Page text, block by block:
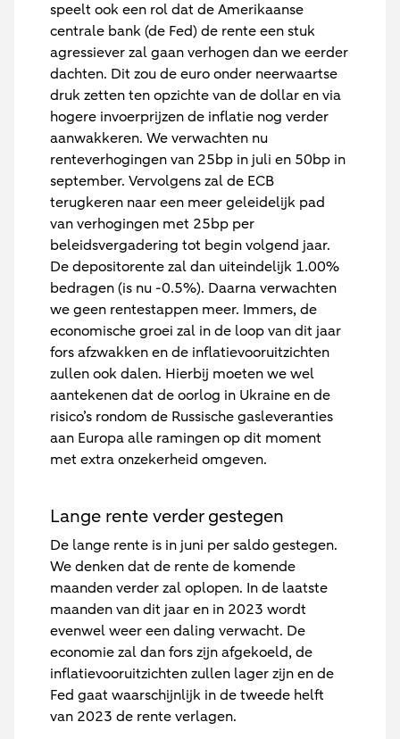
speelt ook een rol dat de Amerikaanse
centrale bank (de Fed) de rente een stuk
agressiever zal gaan verhogen dan we eerder
dachten. Dit zou de euro onder neerwaartse
druk zetten ten opzichte van de dollar en via
hogere invoerprijzen de inflatie nog verder
aanwakkeren. We verwachten nu
renteverhogingen van 25bp in juli en 50bp in
september. Vervolgens zal de ECB
terugkeren naar een meer geleidelijk pad
van verhogingen met 25bp per
beleidsvergadering tot begin volgend jaar.
De depositorente zal dan uiteindelijk 1.00%
bedragen (is nu -0.5%). Daarna verwachten
we geen rentestappen meer. Immers, de
economische groei zal in de loop van dit jaar
fors afzwakken en de inflatievooruitzichten
zullen ook dalen. Hierbij moeten we wel
aantekenen dat de oorlog in Ukraine en de
risico’s rondom de Russische gasleveranties
aan Europa alle ramingen op dit moment
met extra onzekerheid omgeven.
Lange rente verder gestegen
De lange rente is in juni per saldo gestegen.
We denken dat de rente de komende
maanden verder zal oplopen. In de laatste
maanden van dit jaar en in 2023 wordt
evenwel weer een daling verwacht. De
economie zal dan fors zijn afgekoeld, de
inflatievooruitzichten zullen lager zijn en de
Fed gaat waarschijnlijk in de tweede helft
van 2023 de rente verlagen.